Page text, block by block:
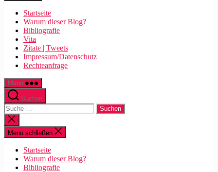
Startseite
Warum dieser Blog?
Bibliografie
Vita
Zitate | Tweets
Impressum/Datenschutz
Rechteanfrage
Menü
Suchen
Suche
nach:
Suche
schließen
Menü schließen
Startseite
Warum dieser Blog?
Bibliografie